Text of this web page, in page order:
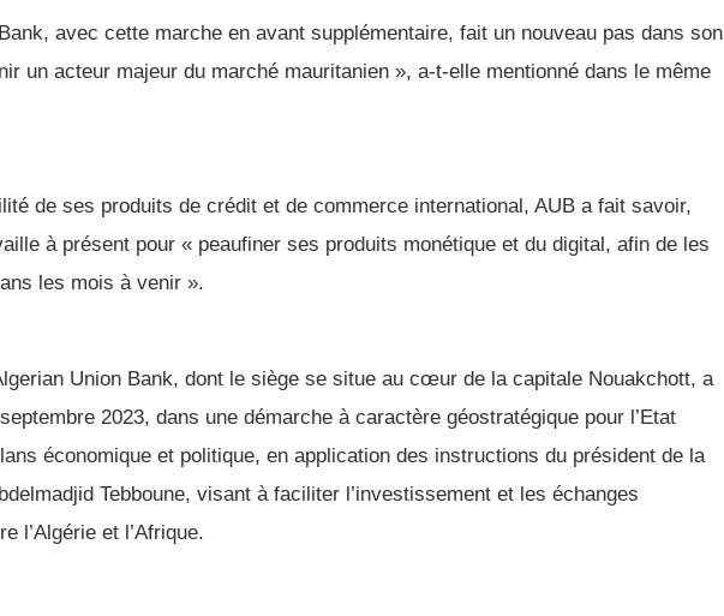
avec cette marche en avant supplémentaire, fait un nouveau pas dans son
un acteur majeur du marché mauritanien », a-t-elle mentionné dans le même
de ses produits de crédit et de commerce international, AUB a fait savoir,
à présent pour « peaufiner ses produits monétique et du digital, afin de les
les mois à venir ».
Union Bank, dont le siège se situe au cœur de la capitale Nouakchott, a
2023, dans une démarche à caractère géostratégique pour l’Etat
économique et politique, en application des instructions du président de la
Tebboune, visant à faciliter l’investissement et les échanges
l’Algérie et l’Afrique.